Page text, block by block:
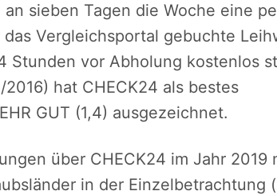
sieben Tagen die Woche eine
Vergleichsportal gebuchte
Stunden vor Abholung kostenlos
hat CHECK24 als bestes
GUT (1,4) ausgezeichnet.
über CHECK24 im Jahr 2019
in der Einzelbetrachtung